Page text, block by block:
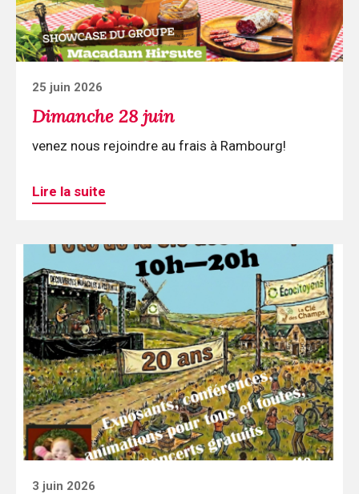
Posted
on
25 juin 2026
Dimanche 28 juin
venez nous rejoindre au frais à Rambourg!
Lire la suite
Continuer
la
lecture
La
clé
des
champs
Menilmontant
Posted
3 juin 2026